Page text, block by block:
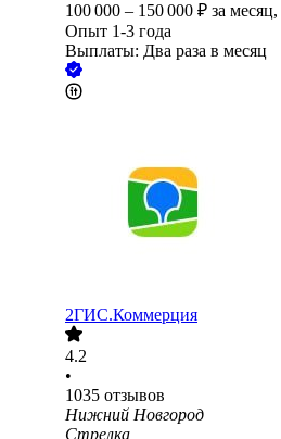
100 000 – 150 000 ₽ за месяц,
Опыт 1-3 года
Выплаты: Два раза в месяц
2ГИС.Коммерция
4.2
•
1035 отзывов
Нижний Новгород
Стрелка